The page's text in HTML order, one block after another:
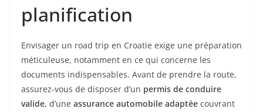
planification
Envisager un road trip en Croatie exige une préparation
méticuleuse, notamment en ce qui concerne les
documents indispensables. Avant de prendre la route,
assurez-vous de disposer d’un permis de conduire
valide, d’une assurance automobile adaptée couvrant